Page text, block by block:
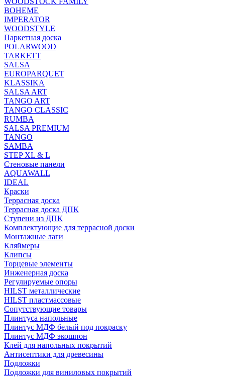
BOHEME
IMPERATOR
WOODSTYLE
Паркетная доска
POLARWOOD
TARKETT
SALSA
EUROPARQUET
KLASSIKA
SALSA ART
TANGO ART
TANGO CLASSIC
RUMBA
SALSA PREMIUM
TANGO
SAMBA
STEP XL & L
Стеновые панели
AQUAWALL
IDEAL
Краски
Террасная доска
Террасная доска ДПК
Ступени из ДПК
Комплектующие для террасной доски
Монтажные лаги
Кляймеры
Клипсы
Торцевые элементы
Инженерная доска
Регулируемые опоры
HILST металлические
HILST пластмассовые
Сопутствующие товары
Плинтуса напольные
Плинтус МДФ белый под покраску
Плинтус МДФ экошпон
Клей для напольных покрытий
Антисептики для древесины
Подложки
Подложки для виниловых покрытий